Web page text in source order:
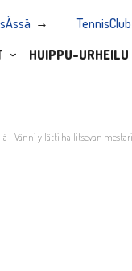
TennisClub
HUIPPU-URHEILU
– Vänni yllätti hallitsevan